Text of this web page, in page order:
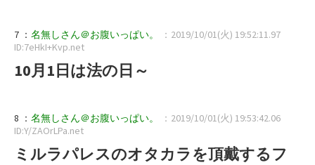
7 ： 名無しさん＠お腹いっぱい。
：2019/10/01(火) 19:52:11.97
ID:7eHkI+Kvp.net
10月1日は法の日～
8 ： 名無しさん＠お腹いっぱい。
：2019/10/01(火) 19:53:42.06
ID:Y/ZAOrLPa.net
ミルラパレスのオタカラを頂戴するフ